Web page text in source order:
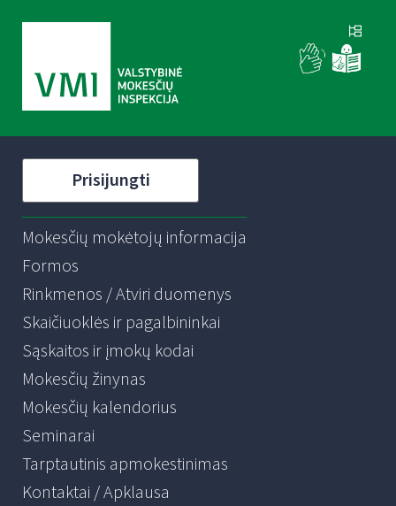
Prisijungti
Mokesčių mokėtojų informacija
Formos
Rinkmenos / Atviri duomenys
Skaičiuoklės ir pagalbininkai
Sąskaitos ir įmokų kodai
Mokesčių žinynas
Mokesčių kalendorius
Seminarai
Tarptautinis apmokestinimas
Kontaktai / Apklausa